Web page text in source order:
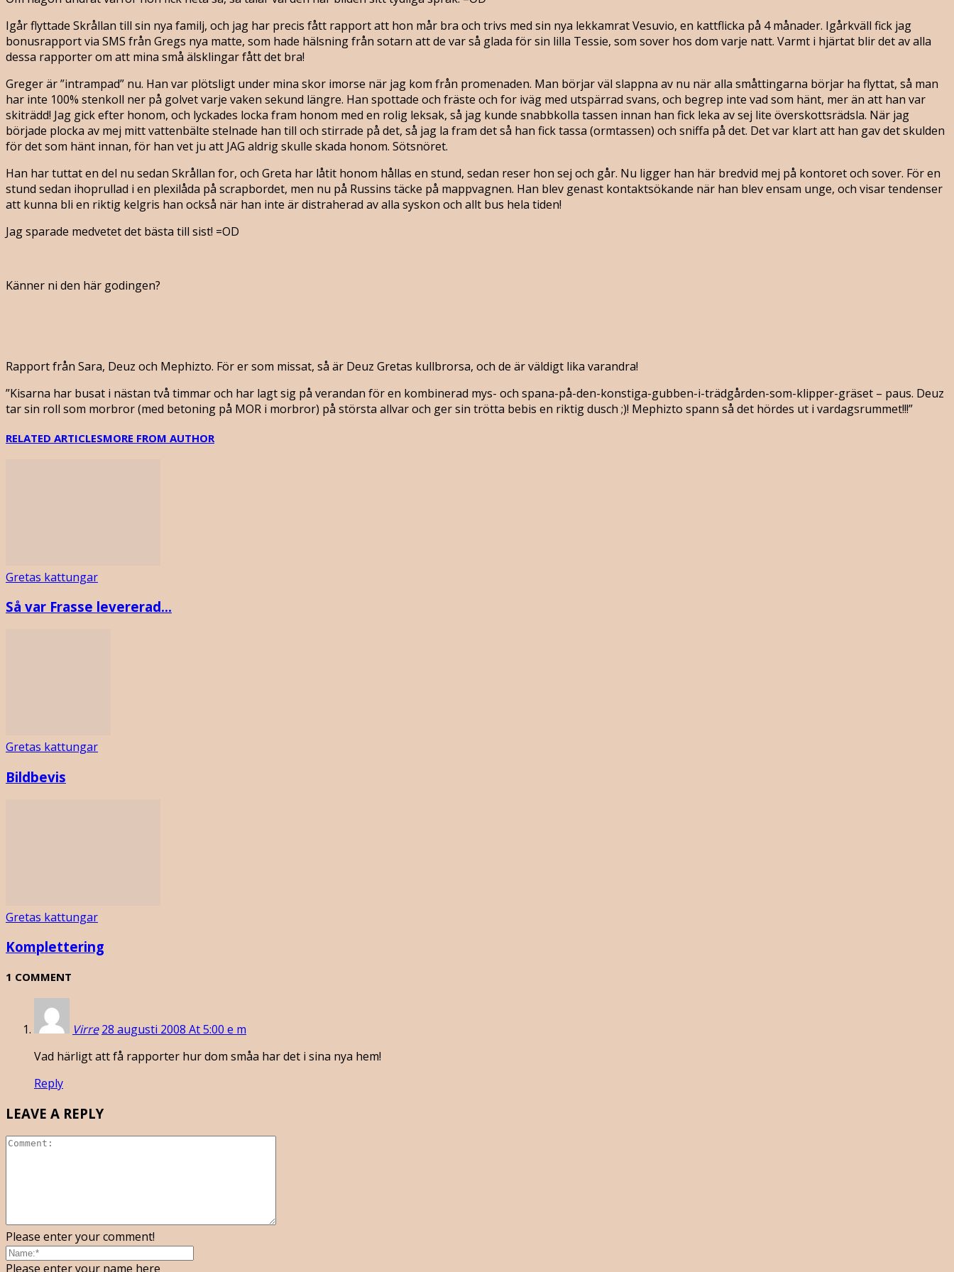
Igår flyttade Skrållan till sin nya familj, och jag har precis fått rapport att hon mår bra och trivs med sin nya lekkamrat Vesuvio, en kattflicka på 4 månader. Igårkväll fick jag
bonusrapport via SMS från Gregs nya matte, som hade hälsning från sotarn att de var så glada för sin lilla Tessie, som sover hos dom varje natt. Varmt i hjärtat blir det av alla
dessa rapporter om att mina små älsklingar fått det bra!
Greger är ”intrampad” nu. Han var plötsligt under mina skor imorse när jag kom från promenaden. Man börjar väl slappna av nu när alla småttingarna börjar ha flyttat, så man
har inte 100% stenkoll ner på golvet varje vaken sekund längre. Han spottade och fräste och for iväg med utspärrad svans, och begrep inte vad som hänt, mer än att han var
skiträdd! Jag gick efter honom, och lyckades locka fram honom med en rolig leksak, så jag kunde snabbkolla tassen innan han fick leka av sej lite överskottsrädsla. När jag
började plocka av mej mitt vattenbälte stelnade han till och stirrade på det, så jag la fram det så han fick tassa (ormtassen) och sniffa på det. Det var klart att han gav det skulden
för det som hänt innan, för han vet ju att JAG aldrig skulle skada honom. Sötsnöret.
Han har tuttat en del nu sedan Skrållan for, och Greta har låtit honom hållas en stund, sedan reser hon sej och går. Nu ligger han här bredvid mej på kontoret och sover. För en
stund sedan ihoprullad i en plexilåda på scrapbordet, men nu på Russins täcke på mappvagnen. Han blev genast kontaktsökande när han blev ensam unge, och visar tendenser
att kunna bli en riktig kelgris han också när han inte är distraherad av alla syskon och allt bus hela tiden!
Jag sparade medvetet det bästa till sist! =OD
Känner ni den här godingen?
Rapport från Sara, Deuz och Mephizto. För er som missat, så är Deuz Gretas kullbrorsa, och de är väldigt lika varandra!
”Kisarna har busat i nästan två timmar och har lagt sig på verandan för en kombinerad mys- och spana-på-den-konstiga-gubben-i-trädgården-som-klipper-gräset – paus. Deuz
tar sin roll som morbror (med betoning på MOR i morbror) på största allvar och ger sin trötta bebis en riktig dusch ;)! Mephizto spann så det hördes ut i vardagsrummet!!!”
RELATED ARTICLESMORE FROM AUTHOR
Gretas kattungar
Så var Frasse levererad…
Gretas kattungar
Bildbevis
Gretas kattungar
Komplettering
1 COMMENT
Virre 28 augusti 2008 At 5:00 e m
Vad härligt att få rapporter hur dom småa har det i sina nya hem!
Reply
LEAVE A REPLY
Please enter your comment!
Please enter your name here